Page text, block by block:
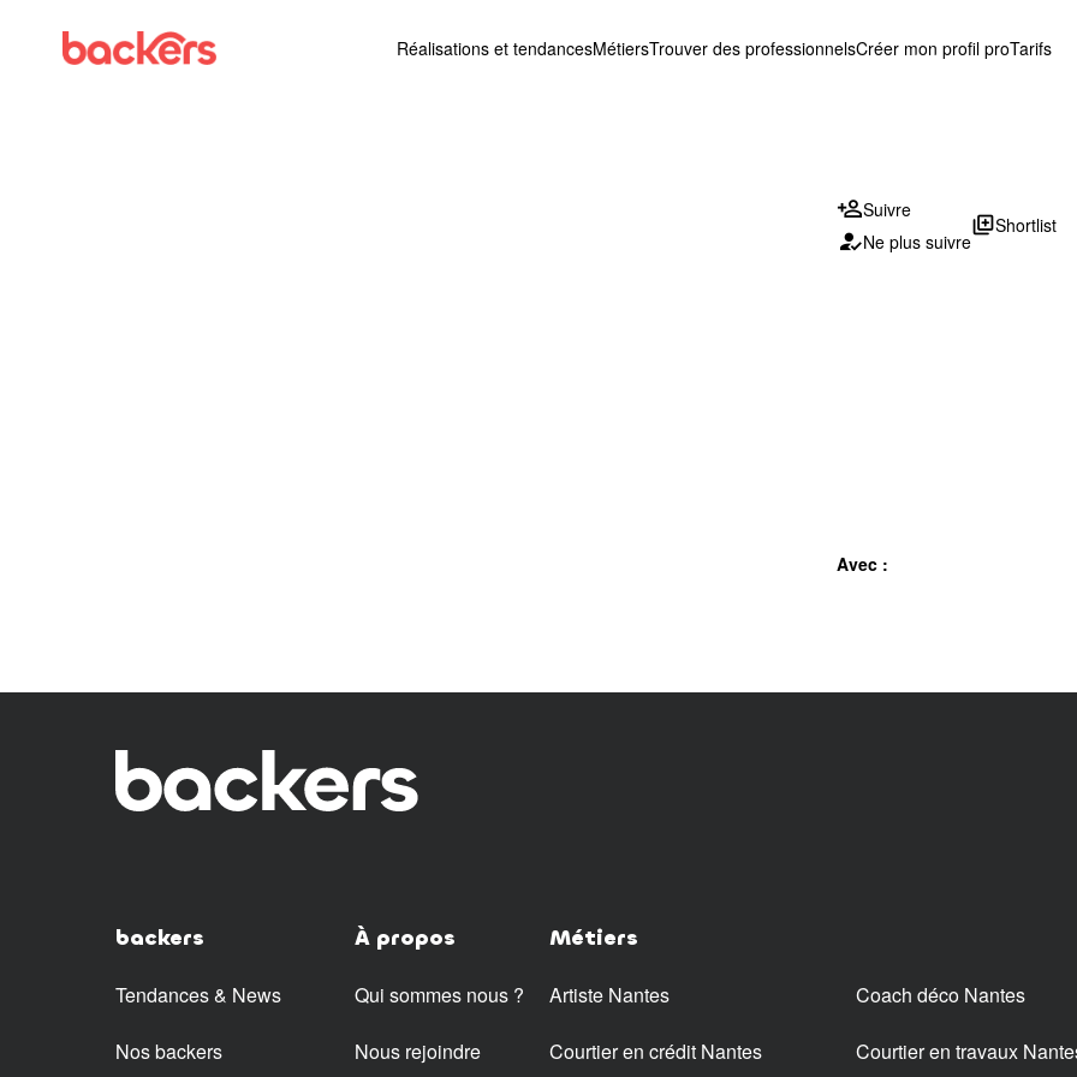
Réalisations et tendancesMétiersTrouver des professionnelsCréer mon profil proTarifs
Suivre
Ne plus suivre
library_addShortlist
Avec :
backers
Tendances & News
Nos backers
À propos
Qui sommes nous ?
Nous rejoindre
Métiers
Artiste Nantes Coach déco Nantes
Courtier en crédit Nantes Courtier en travaux